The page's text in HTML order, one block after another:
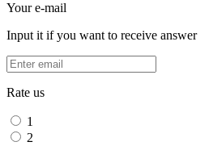
Your e-mail
Input it if you want to receive answer
Rate us
1
2